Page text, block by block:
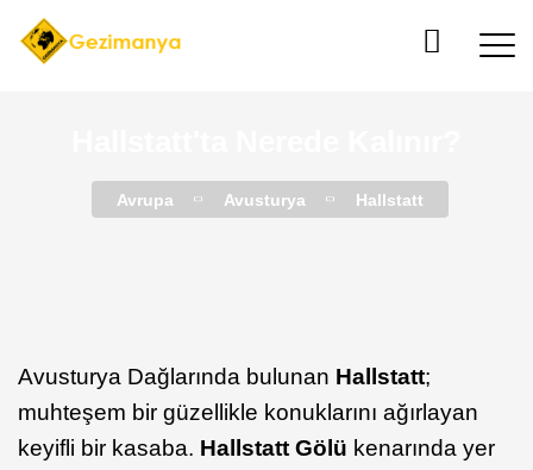
Avrupa Avusturya Hallstatt
Avusturya Dağlarında bulunan Hallstatt;
muhteşem bir güzellikle konuklarını ağırlayan
keyifli bir kasaba. Hallstatt Gölü kenarında yer